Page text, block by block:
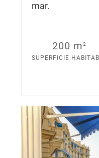
mar.
200 m2
SUPERFICIE